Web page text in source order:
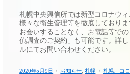
札幌中央興信所では新型コロナウィ
様々な衛生管理等を徹底しており
お会いすることなく、お電話等で
偵調査のご契約」も可能です。詳
ルにてお問い合わせください。
投
2020年5月9日
カ
お知らせ ,札幌
タ
札幌、コ